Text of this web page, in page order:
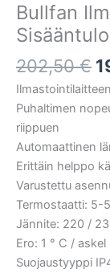
Bullfan
202,50€
Puhaltimen
riippuen
Automaattinen
Erittäin helppo
Varustettu
Termostaatti: 5-
Jännite: 220 /
Ero: 1 ° C / askel
Suojaustyyppi